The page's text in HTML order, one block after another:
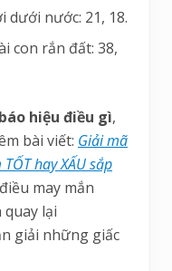
dưới nước: 21, 18.
con rắn đất: 38,
hiệu điều gì,
bài viết: Giải mã
hay XẤU sắp
may mắn
lại
giải những giấc